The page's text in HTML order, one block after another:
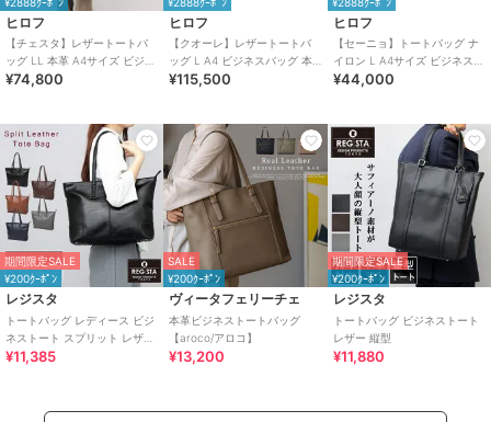
ヒロフ
【チェスタ】レザートートバ
ッグ LL 本革 A4サイズ ビジネ
スバッグ ※WEB限定（商品番
¥74,800
ヒロフ
【クオーレ】レザートートバ
ッグ L A4 ビジネスバッグ 本
革（商品番号：P25－35642）
¥115,500
ヒロフ
【セーニョ】トートバッグ ナ
イロン L A4サイズ ビジネスバ
ッグ（商品番号：P25－
¥44,000
期間限定SALE
¥200ｸｰﾎﾟﾝ
レジスタ
トートバッグ レディース ビジ
ネストート スプリット レザー
牛床革
¥11,385
SALE
¥200ｸｰﾎﾟﾝ
ヴィータフェリーチェ
本革ビジネストートバッグ
【aroco/アロコ】
¥13,200
期間限定SALE
¥200ｸｰﾎﾟﾝ
レジスタ
トートバッグ ビジネストート
レザー 縦型
¥11,880